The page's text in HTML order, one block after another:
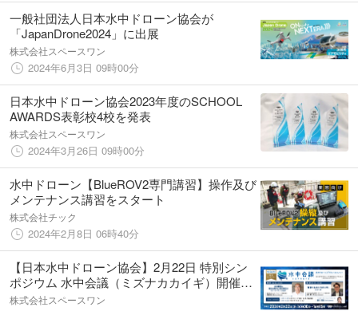
一般社団法人日本水中ドローン協会が
「JapanDrone2024」に出展
株式会社スペースワン
2024年6月3日 09時00分
日本水中ドローン協会2023年度のSCHOOL
AWARDS表彰校4校を発表
株式会社スペースワン
2024年3月26日 09時00分
水中ドローン【BlueROV2専門講習】操作及び
メンテナンス講習をスタート
株式会社チック
2024年2月8日 06時40分
【日本水中ドローン協会】2月22日 特別シン
ポジウム 水中会議（ミズナカカイギ）開催。
水中ドローン×ブルーエコノミーをテーマに
株式会社スペースワン